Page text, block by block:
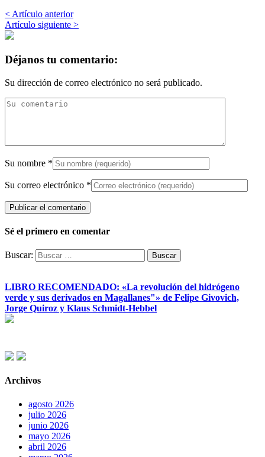
< Artículo anterior
Artículo siguiente >
Déjanos tu comentario:
Su dirección de correo electrónico no será publicado.
Su nombre *
Su correo electrónico *
Sé el primero en comentar
Buscar:
LIBRO RECOMENDADO: «La revolución del hidrógeno
verde y sus derivados en Magallanes"» de Felipe Givovich,
Jorge Quiroz y Klaus Schmidt-Hebbel
Archivos
agosto 2026
julio 2026
junio 2026
mayo 2026
abril 2026